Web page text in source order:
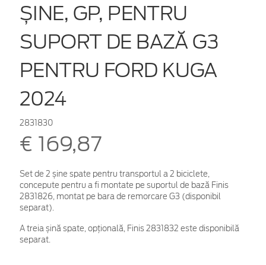
ȘINE, GP, PENTRU
SUPORT DE BAZĂ G3
PENTRU FORD KUGA
2024
2831830
€ 169,87
Set de 2 șine spate pentru transportul a 2 biciclete,
concepute pentru a fi montate pe suportul de bază Finis
2831826, montat pe bara de remorcare G3 (disponibil
separat).
A treia șină spate, opțională, Finis 2831832 este disponibilă
separat.